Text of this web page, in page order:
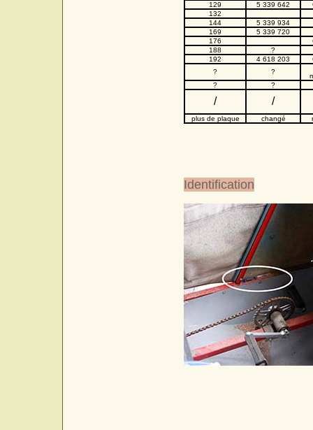
129
5 339 642
132
144
5 339 934
169
5 339 720
176
188
?
192
4 618 203
?
?
?
?
/ /
plus de plaque changé
Identification